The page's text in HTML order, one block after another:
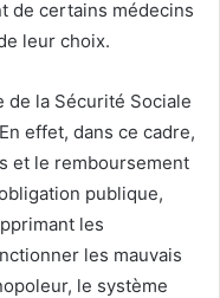
de certains médecins
leur choix.
de la Sécurité Sociale
effet, dans ce cadre,
et le remboursement
publique,
les
les mauvais
le système